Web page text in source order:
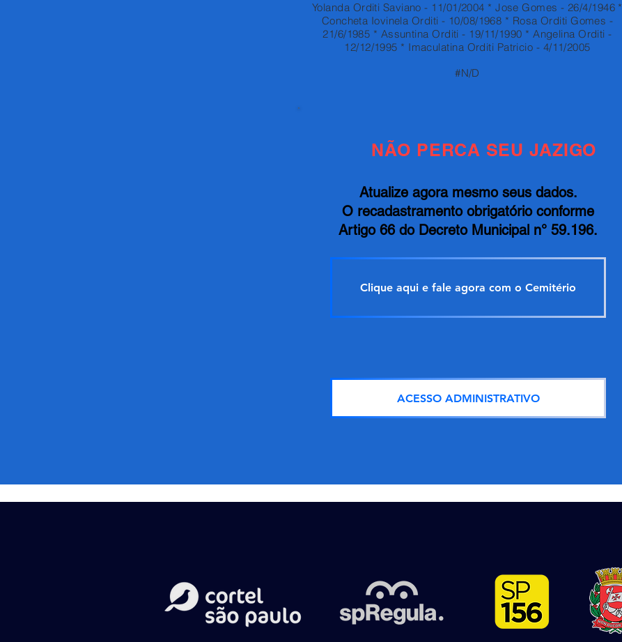
Yolanda Orditi Saviano - 11/01/2004 * Jose Gomes - 26/4/1946 *
Concheta Iovinela Orditi - 10/08/1968 * Rosa Orditi Gomes -
21/6/1985 * Assuntina Orditi - 19/11/1990 * Angelina Orditi -
12/12/1995 * Imaculatina Orditi Patricio - 4/11/2005
#N/D
NÃO PERCA SEU JAZIGO
Atualize agora mesmo seus dados.
O recadastramento obrigatório conforme
Artigo 66 do Decreto Municipal n° 59.196.
Clique aqui e fale agora com o Cemitério
ACESSO ADMINISTRATIVO